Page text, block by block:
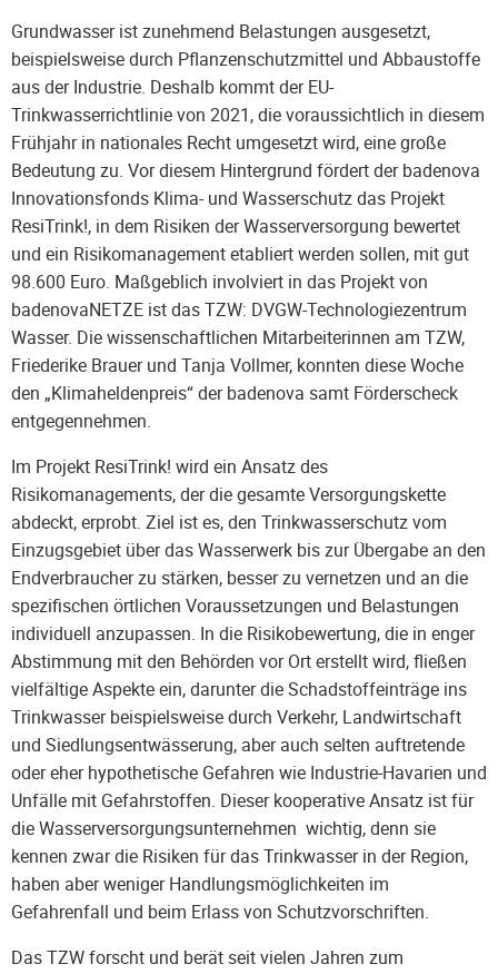
Grundwasser ist zunehmend Belastungen ausgesetzt,
beispielsweise durch Pflanzenschutzmittel und Abbaustoffe
aus der Industrie. Deshalb kommt der EU-
Trinkwasserrichtlinie von 2021, die voraussichtlich in diesem
Frühjahr in nationales Recht umgesetzt wird, eine große
Bedeutung zu. Vor diesem Hintergrund fördert der badenova
Innovationsfonds Klima- und Wasserschutz das Projekt
ResiTrink!, in dem Risiken der Wasserversorgung bewertet
und ein Risikomanagement etabliert werden sollen, mit gut
98.600 Euro. Maßgeblich involviert in das Projekt von
badenovaNETZE ist das TZW: DVGW-Technologiezentrum
Wasser. Die wissenschaftlichen Mitarbeiterinnen am TZW,
Friederike Brauer und Tanja Vollmer, konnten diese Woche
den „Klimaheldenpreis“ der badenova samt Förderscheck
entgegennehmen.
Im Projekt ResiTrink! wird ein Ansatz des
Risikomanagements, der die gesamte Versorgungskette
abdeckt, erprobt. Ziel ist es, den Trinkwasserschutz vom
Einzugsgebiet über das Wasserwerk bis zur Übergabe an den
Endverbraucher zu stärken, besser zu vernetzen und an die
spezifischen örtlichen Voraussetzungen und Belastungen
individuell anzupassen. In die Risikobewertung, die in enger
Abstimmung mit den Behörden vor Ort erstellt wird, fließen
vielfältige Aspekte ein, darunter die Schadstoffeinträge ins
Trinkwasser beispielsweise durch Verkehr, Landwirtschaft
und Siedlungsentwässerung, aber auch selten auftretende
oder eher hypothetische Gefahren wie Industrie-Havarien und
Unfälle mit Gefahrstoffen. Dieser kooperative Ansatz ist für
die Wasserversorgungsunternehmen wichtig, denn sie
kennen zwar die Risiken für das Trinkwasser in der Region,
haben aber weniger Handlungsmöglichkeiten im
Gefahrenfall und beim Erlass von Schutzvorschriften.
Das TZW forscht und berät seit vielen Jahren zum